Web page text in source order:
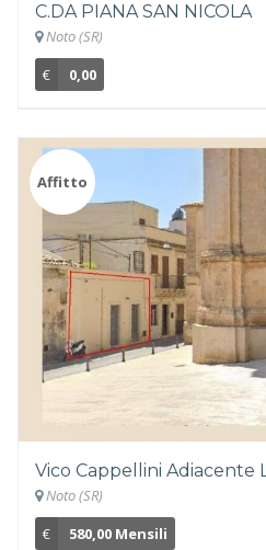
C.DA PIANA SAN NICOLA
Noto (SR)
€
0,00
Affitto
Vico Cappellini Adiacente
Noto (SR)
€
580,00 Mensili